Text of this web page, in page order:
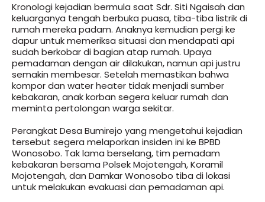
Kronologi kejadian bermula saat Sdr. Siti Ngaisah dan
keluarganya tengah berbuka puasa, tiba-tiba listrik di
rumah mereka padam. Anaknya kemudian pergi ke
dapur untuk memeriksa situasi dan mendapati api
sudah berkobar di bagian atap rumah. Upaya
pemadaman dengan air dilakukan, namun api justru
semakin membesar. Setelah memastikan bahwa
kompor dan water heater tidak menjadi sumber
kebakaran, anak korban segera keluar rumah dan
meminta pertolongan warga sekitar.
Perangkat Desa Bumirejo yang mengetahui kejadian
tersebut segera melaporkan insiden ini ke BPBD
Wonosobo. Tak lama berselang, tim pemadam
kebakaran bersama Polsek Mojotengah, Koramil
Mojotengah, dan Damkar Wonosobo tiba di lokasi
untuk melakukan evakuasi dan pemadaman api.